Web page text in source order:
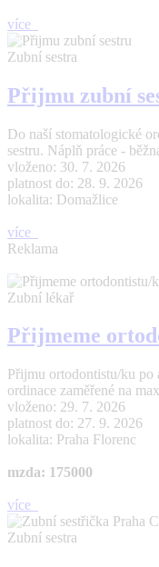
více
Zubní sestra
Přijmu zubní
Do naší stomatologické
sestru. Náplň práce -
vloženo: 30. 7. 2026
platnost do: 28. 9. 2026
lokalita: Domažlice
více
Reklama
Zubní lékař
Přijmeme
Přijmu ortodontistu/ku po
ordinace zaměřené na
vloženo: 29. 7. 2026
platnost do: 27. 9. 2026
lokalita: Praha Florenc
mzda: 175000
více
Zubní sestra